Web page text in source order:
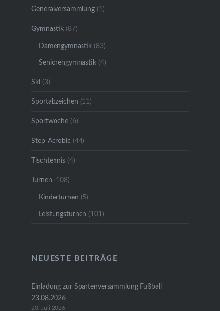
Generalversammlung(1)
Gymnastik(87)
Damengymnastik(83)
Seniorengymnastik(4)
Ski(3)
Sportabzeichen (11)
Sportwoche(6)
Step-Aerobic (44)
Tischtennis(4)
Turnen (108)
Kinderturnen (5)
Leistungsturnen (101)
NEUESTE BEITRÄGE
Einladung zur Spartenversammlung Fußball
23.08.2026
20. Juli 2026